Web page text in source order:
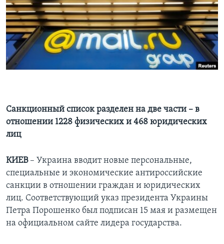
Learning English
СОЦИАЛЬНЫЕ СЕТИ
Санкционный список разделен на две части – в
отношении 1228 физических и 468 юридических
лиц
КИЕВ– Украина вводит новые персональные,
специальные и экономические антироссийские
санкции в отношении граждан и юридических
лиц. Соответствующий указ президента Украины
Петра Порошенко был подписан 15 мая и размещен
на официальном сайте лидера государства.